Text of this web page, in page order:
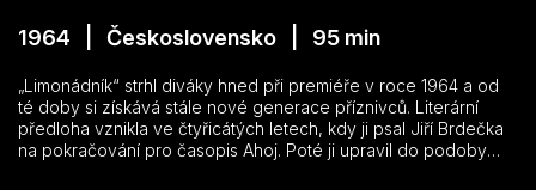
1964 | Československo | 95 min
„Limonádník“ strhl diváky hned při premiéře v roce 1964 a od
té doby si získává stále nové generace příznivců. Literární
předloha vznikla ve čtyřicátých letech, kdy ji psal Jiří Brdečka
na pokračování pro časopis Ahoj. Poté ji upravil do podoby